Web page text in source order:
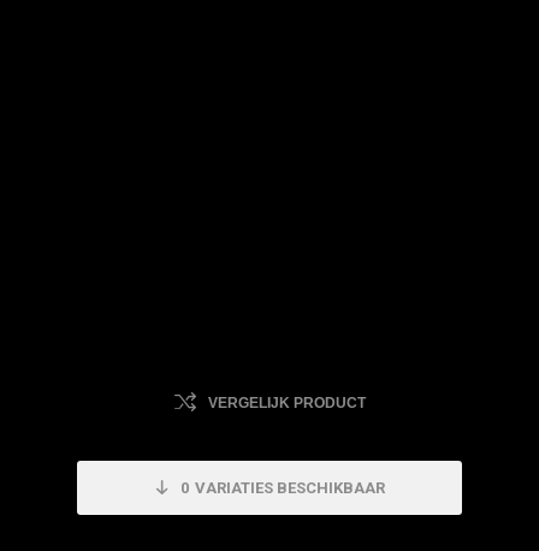
VERGELIJK PRODUCT
0 VARIATIES BESCHIKBAAR